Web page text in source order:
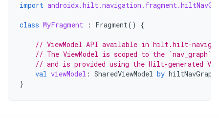
import
class MyFragment : Fragment() {
// ViewModel API available in hilt.hilt-
// The ViewModel is scoped to the `nav_graph`
// and is provided using the Hilt-generated
val viewModel : SharedViewModel by
}